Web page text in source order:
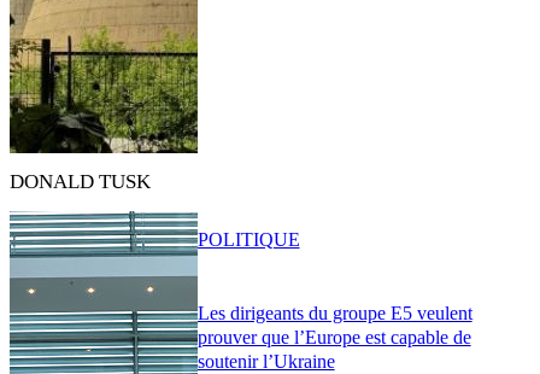
DONALD TUSK
Les dirigeants du groupe E5 veulent
prouver que l’Europe est capable de
soutenir l’Ukraine
POLITIQUE